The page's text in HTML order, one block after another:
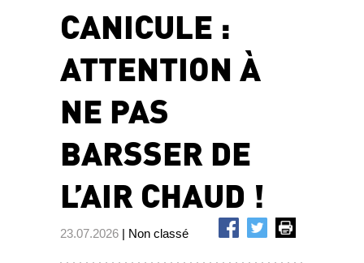
CANICULE :
ATTENTION À
NE PAS
BARSSER DE
L’AIR CHAUD !
23.07.2026 | Non classé